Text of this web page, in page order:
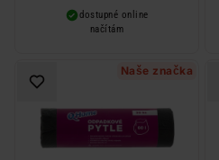
dostupné online
načítám
Naše značka